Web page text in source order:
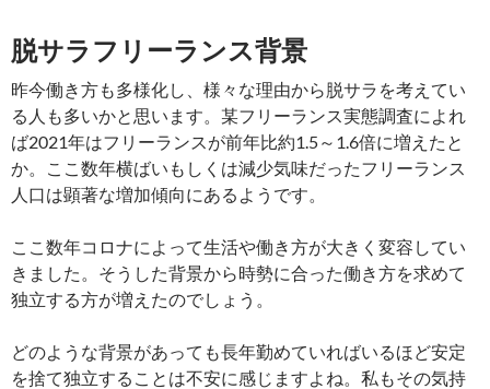
脱サラフリーランス背景
昨今働き方も多様化し、様々な理由から脱サラを考えてい
る人も多いかと思います。某フリーランス実態調査によれ
ば2021年はフリーランスが前年比約1.5～1.6倍に増えたと
か。ここ数年横ばいもしくは減少気味だったフリーランス
人口は顕著な増加傾向にあるようです。
ここ数年コロナによって生活や働き方が大きく変容してい
きました。そうした背景から時勢に合った働き方を求めて
独立する方が増えたのでしょう。
どのような背景があっても長年勤めていればいるほど安定
を捨て独立することは不安に感じますよね。私もその気持